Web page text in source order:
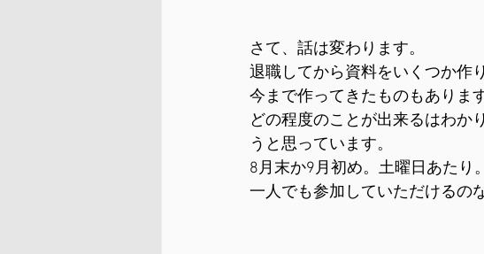
さて、話は変わります。
退職してから資料をいくつか作
今まで作ってきたものもあります
どの程度のことが出来るはわか
うと思っています。
8月末か9月初め。土曜日あたり。
一人でも参加していただけるの